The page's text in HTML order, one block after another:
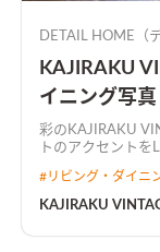
DETAIL HOME（
KAJIRAKU
イニング写真
彩のKAJIRAKU
トのアクセント
広々とした空間に
#リビング・ダイニ
KAJIRAKU